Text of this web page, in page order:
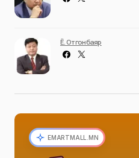
Ё. Отгонбаяр
EMARTMALL.MN